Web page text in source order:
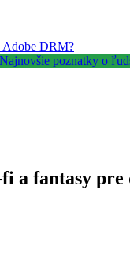
Adobe DRM?
a fantasy pre